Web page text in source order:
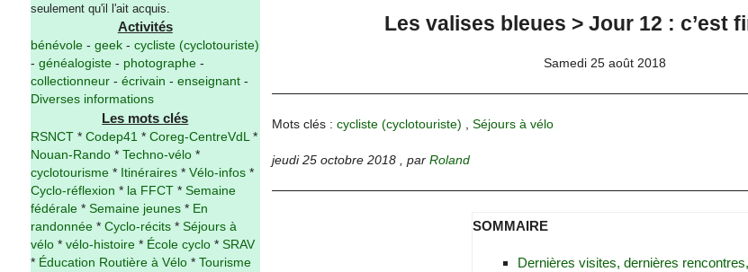
seulement qu'il l'ait acquis.
Activités
bénévole- geek- cycliste (cyclotouriste)
- généalogiste- photographe-
collectionneur- écrivain - enseignant-
Diverses informations
Les mots clés
RSNCT* Codep41 * Coreg-CentreVdL
*
Nouan-Rando* Techno-vélo*
cyclotourisme* Itinéraires* Vélo-infos*
Cyclo-réflexion * la FFCT* Semaine
fédérale* Semaine jeunes* En
randonnée* Cyclo-récits* Séjours à
vélo* vélo-histoire* École cyclo* SRAV
* Éducation Routière à Vélo* Tourisme
Les valises bleues > Jour 12 : c’est
Samedi 25 août 2018
Mots clés : cycliste (cyclotouriste) Séjours à vélo
jeudi 25 octobre 2018 , par Roland
SOMMAIRE
Dernières visites, dernières